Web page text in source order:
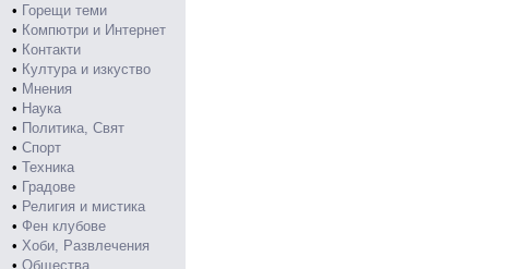
• Горещи теми
• Компютри и Интернет
• Контакти
• Култура и изкуство
• Мнения
• Наука
• Политика, Свят
• Спорт
• Техника
• Градове
• Религия и мистика
• Фен клубове
• Хоби, Развлечения
• Общества